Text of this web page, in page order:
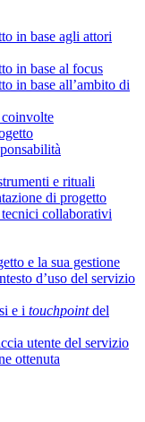
in base agli attori
in base al focus
in base all’ambito di
e rituali
di progetto
collaborativi
e la sua gestione
d’uso del servizio
e i touchpointdel
utente del servizio
ottenuta